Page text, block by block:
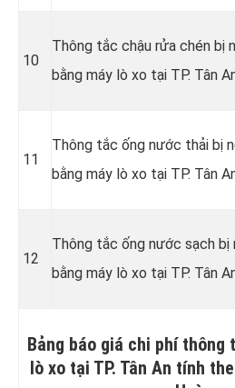
10
Thông tắc chậu rửa chén bị
bằng máy lò xo tại TP. Tân
11
Thông tắc ống nước thải bị
bằng máy lò xo tại TP. Tân
12
Thông tắc ống nước sạch bị
bằng máy lò xo tại TP. Tân
Bảng báo giá chi phí thông
lò xo tại TP. Tân An tính